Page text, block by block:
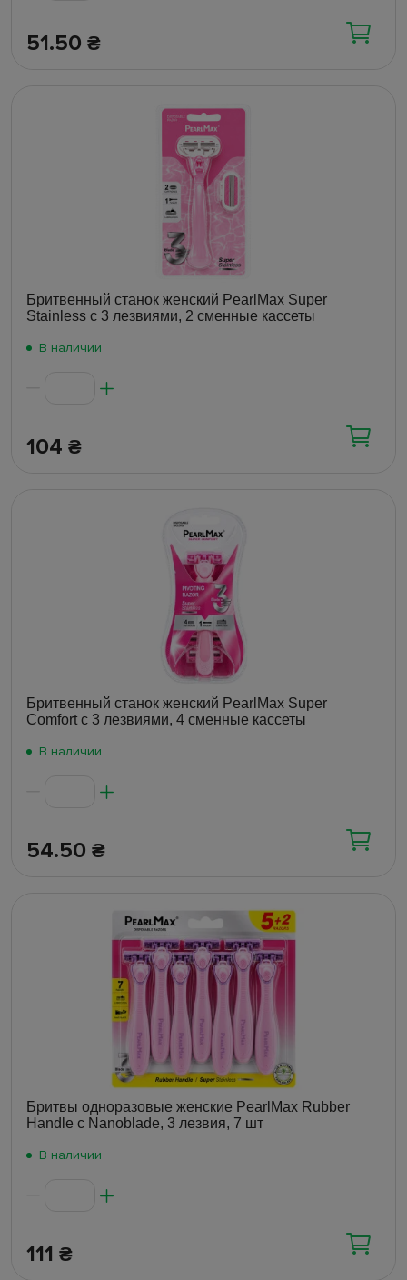
51.50 ₴
Бритвенный станок женский PearlMax Super
Stainless с 3 лезвиями, 2 сменные кассеты
В наличии
104 ₴
Бритвенный станок женский PearlMax Super
Comfort с 3 лезвиями, 4 сменные кассеты
В наличии
54.50 ₴
Бритвы одноразовые женские PearlMax Rubber
Handle с Nanoblade, 3 лезвия, 7 шт
В наличии
111 ₴